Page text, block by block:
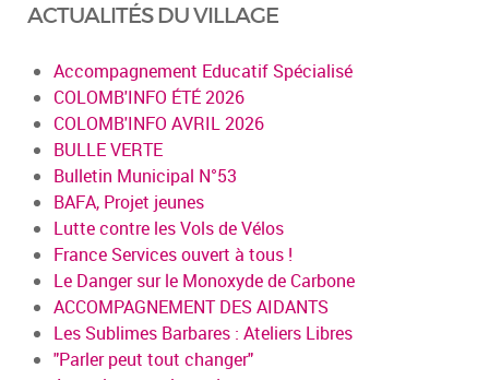
ACTUALITÉS DU VILLAGE
Accompagnement Educatif Spécialisé
COLOMB'INFO ÉTÉ 2026
COLOMB'INFO AVRIL 2026
BULLE VERTE
Bulletin Municipal N°53
BAFA, Projet jeunes
Lutte contre les Vols de Vélos
France Services ouvert à tous !
Le Danger sur le Monoxyde de Carbone
ACCOMPAGNEMENT DES AIDANTS
Les Sublimes Barbares : Ateliers Libres
"Parler peut tout changer"